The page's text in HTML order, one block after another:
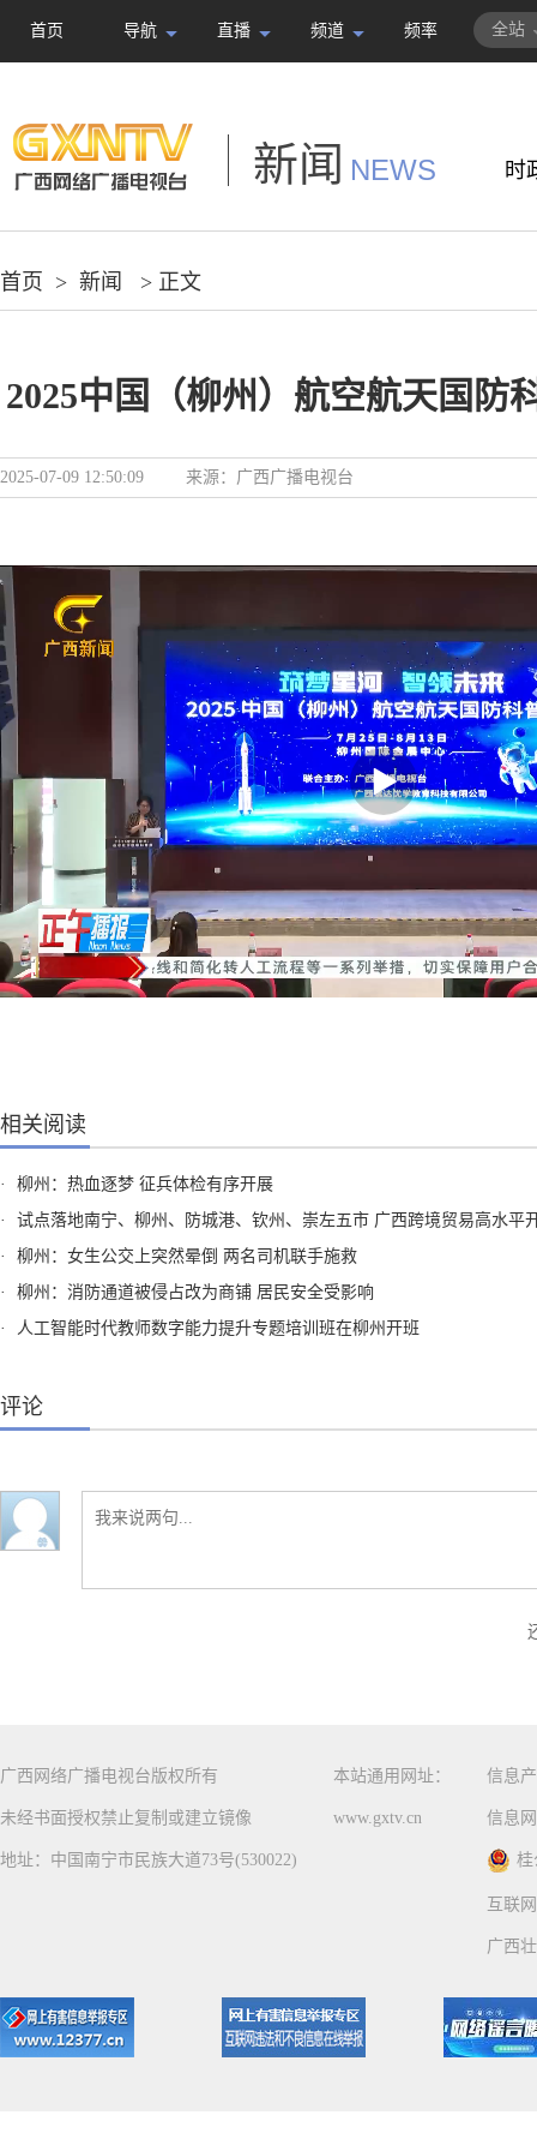
首页 导航 直播 频道 频率 全站
新闻 NEWS 时
首页 > 新闻 > 正文
2025中国（柳州）航空航天国防
2025-07-09 12:50:09 来源： 广西广播电视台
相关阅读
·
柳州：热血逐梦 征兵体检有序开展
·
试点落地南宁、柳州、防城港、钦州、崇左五市 广西跨境贸易高水平开放试点8月1日起
·
柳州：女生公交上突然晕倒 两名司机联手施救
·
柳州：消防通道被侵占改为商铺 居民安全受影响
·
人工智能时代教师数字能力提升专题培训班在柳州开班
评论
广西网络广播电视台版权所有
未经书面授权禁止复制或建立镜像
地址：中国南宁市民族大道73号(530022)
本站通用网址：
www.gxtv.cn
信息
信息
桂
互联
广西